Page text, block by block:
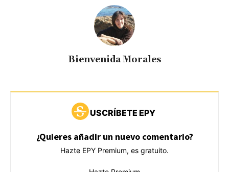
Bienvenida Morales
USCRÍBETE EPY
¿Quieres añadir un nuevo comentario?
Hazte EPY Premium, es gratuito.